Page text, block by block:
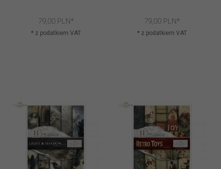
79, 00 PLN*
* z podatkiem VAT
79, 00 PLN*
* z podatkiem VAT